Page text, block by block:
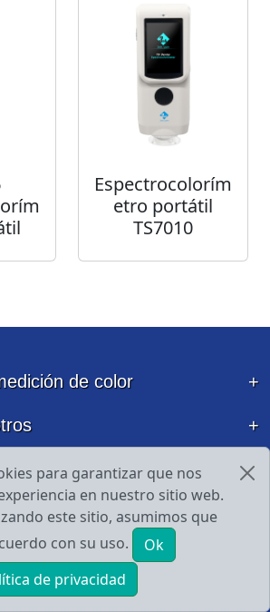
Espectrocolorím
etro portátil
TS7010
de color
E-mail
para garantizar que nos
en nuestro sitio web.
este sitio, asumimos que
con su uso.
Ok
de privacidad